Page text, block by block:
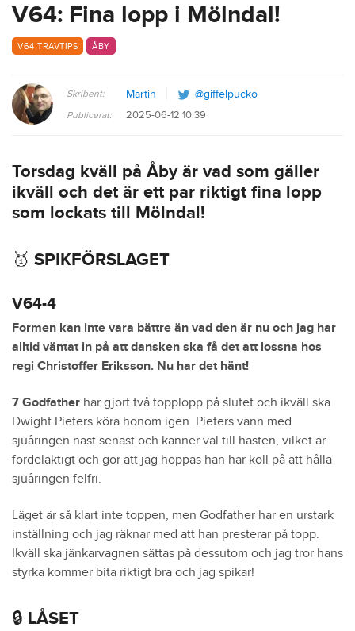
V64: Fina lopp i Mölndal!
V64 TRAVTIPS ÅBY
Skribent: Martin @giffelpucko
Publicerat: 2025-06-12 10:39
Torsdag kväll på Åby är vad som gäller
ikväll och det är ett par riktigt fina lopp
som lockats till Mölndal!
🥇 SPIKFÖRSLAGET
V64-4
Formen kan inte vara bättre än vad den är nu och jag har
alltid väntat in på att dansken ska få det att lossna hos
regi Christoffer Eriksson. Nu har det hänt!
7 Godfather har gjort två topplopp på slutet och ikväll ska
Dwight Pieters köra honom igen. Pieters vann med
sjuåringen näst senast och känner väl till hästen, vilket är
fördelaktigt och gör att jag hoppas han har koll på att hålla
sjuåringen felfri.
Läget är så klart inte toppen, men Godfather har en urstark
inställning och jag räknar med att han presterar på topp.
Ikväll ska jänkarvagnen sättas på dessutom och jag tror hans
styrka kommer bita riktigt bra och jag spikar!
🔒 LÅSET